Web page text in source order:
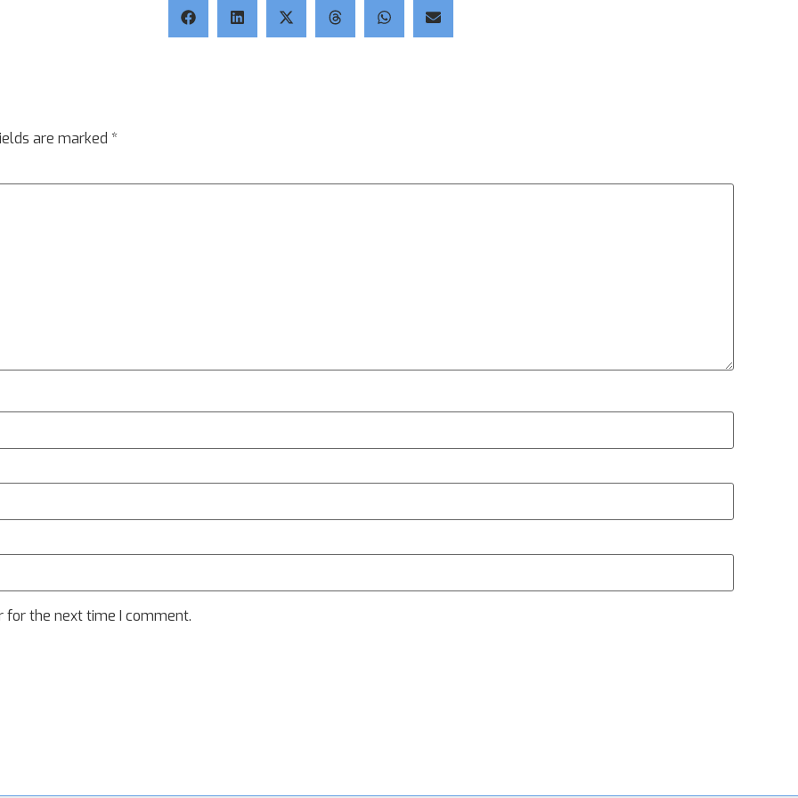
are marked *
for the next time I comment.